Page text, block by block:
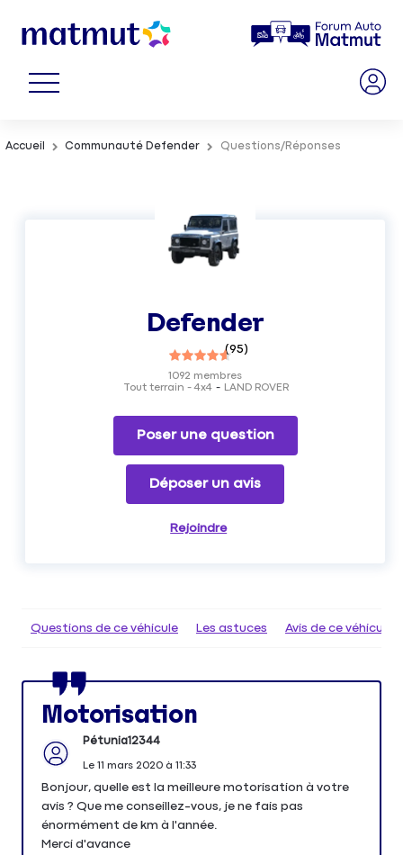
Accueil Communauté Defender Questions/Réponses
Defender
(95)
Tout terrain - 4x4 LAND ROVER
1092 membres
Poser une question
Déposer un avis
Rejoindre
Questions de ce véhicule Les astuces Avis de ce véhicule
Motorisation
Pétunia12344
Le 11 mars 2020à 11:33
Bonjour, quelle est la meilleure motorisation à votre
avis ? Que me conseillez-vous, je ne fais pas
énormément de km à l'année.
Merci d'avance